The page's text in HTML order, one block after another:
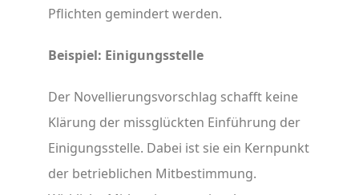
Pflichten gemindert werden.
Beispiel: Einigungsstelle
Der Novellierungsvorschlag schafft keine
Klärung der missglückten Einführung der
Einigungsstelle. Dabei ist sie ein Kernpunkt
der betrieblichen Mitbestimmung.